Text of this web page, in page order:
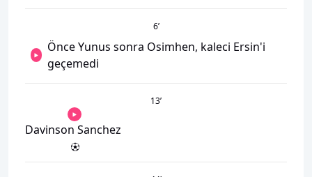
6’
Önce Yunus sonra Osimhen, kaleci Ersin'i
geçemedi
13’
Davinson Sanchez